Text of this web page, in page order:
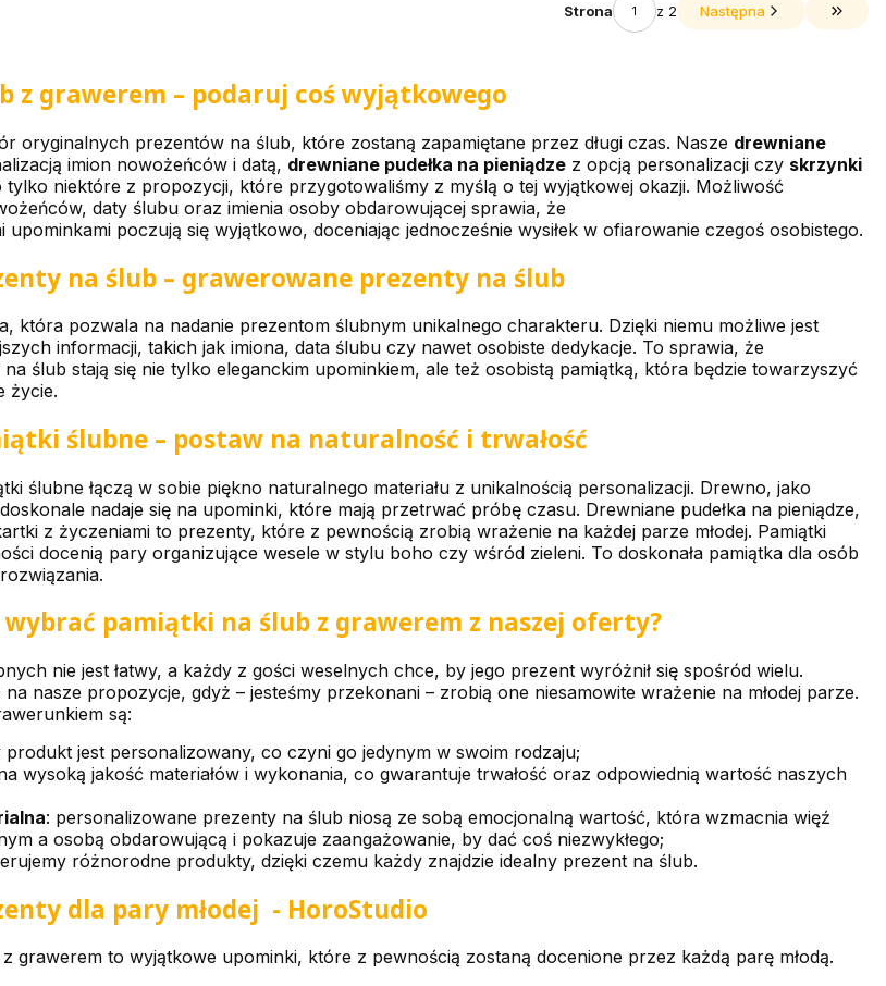
Strona z 2 Następna
z grawerem – podaruj coś wyjątkowego
oryginalnych prezentów na ślub, które zostaną zapamiętane przez długi czas. Nasze drewniane
imion nowożeńców i datą, drewniane pudełka na pieniądze z opcją personalizacji czy skrzynki
tylko niektóre z propozycji, które przygotowaliśmy z myślą o tej wyjątkowej okazji. Możliwość
daty ślubu oraz imienia osoby obdarowującej sprawia, że
poczują się wyjątkowo, doceniając jednocześnie wysiłek w ofiarowanie czegoś osobistego.
na ślub – grawerowane prezenty na ślub
która pozwala na nadanie prezentom ślubnym unikalnego charakteru. Dzięki niemu możliwe jest
informacji, takich jak imiona, data ślubu czy nawet osobiste dedykacje. To sprawia, że
ślub stają się nie tylko eleganckim upominkiem, ale też osobistą pamiątką, która będzie towarzyszyć
życie.
ślubne – postaw na naturalność i trwałość
ślubne łączą w sobie piękno naturalnego materiału z unikalnością personalizacji. Drewno, jako
doskonale nadaje się na upominki, które mają przetrwać próbę czasu. Drewniane pudełka na pieniądze,
z życzeniami to prezenty, które z pewnością zrobią wrażenie na każdej parze młodej. Pamiątki
docenią pary organizujące wesele w stylu boho czy wśród zieleni. To doskonała pamiątka dla osób
pamiątki na ślub z grawerem z naszej oferty?
nie jest łatwy, a każdy z gości weselnych chce, by jego prezent wyróżnił się spośród wielu.
nasze propozycje, gdyż – jesteśmy przekonani – zrobią one niesamowite wrażenie na młodej parze.
są:
produkt jest personalizowany, co czyni go jedynym w swoim rodzaju;
wysoką jakość materiałów i wykonania, co gwarantuje trwałość oraz odpowiednią wartość naszych
: personalizowane prezenty na ślub niosą ze sobą emocjonalną wartość, która wzmacnia więź
a osobą obdarowującą i pokazuje zaangażowanie, by dać coś niezwykłego;
różnorodne produkty, dzięki czemu każdy znajdzie idealny prezent na ślub.
dla pary młodej - HoroStudio
grawerem to wyjątkowe upominki, które z pewnością zostaną docenione przez każdą parę młodą.